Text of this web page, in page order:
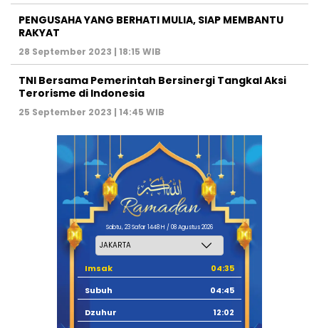
PENGUSAHA YANG BERHATI MULIA, SIAP MEMBANTU
RAKYAT
28 September 2023 | 18:15 WIB
TNI Bersama Pemerintah Bersinergi Tangkal Aksi
Terorisme di Indonesia
25 September 2023 | 14:45 WIB
Sabtu, 23 Safar 1448 H / 08 Agustus 2026
Imsak
04:35
Subuh
04:45
Dzuhur
12:02